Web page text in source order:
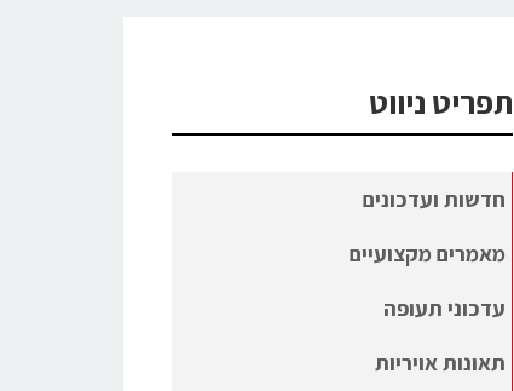
תפריט ניווט
חדשות ועדכונים
מאמרים מקצועיים
עדכוני תעופה
תאונות אויריות